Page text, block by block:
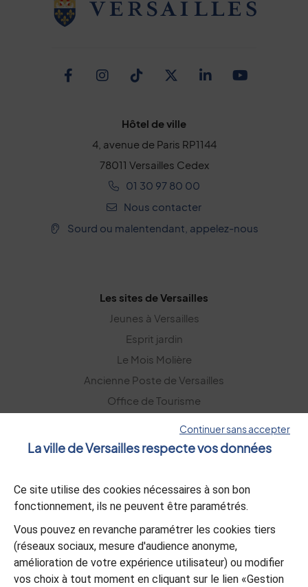
Facebook
Instagram
TikTokTwitter
Linkedin
Hôtel de ville
4, avenue de Paris RP1144
78011 Versailles Cedex
01 30 97 80 00
Nous contacter
Sourd ou malentendant, appelez-nous
Les sites de Versailles
Jeunes à Versailles
Esprit jardin
Le Mois Molière
Ancienne Poste de Versailles
Office de Tourisme
S’abonner
L’appli Versailles
Télécharger
Continuer sans accepter
La ville de Versailles respecte vos données
Ce site utilise des cookies nécessaires à son bon
fonctionnement, ils ne peuvent être paramétrés.
Vous pouvez en revanche paramétrer les cookies tiers
(réseaux sociaux, mesure d'audience anonyme,
amélioration de votre expérience utilisateur) ou modifier
vos choix à tout moment en cliquant sur le lien «Gestion